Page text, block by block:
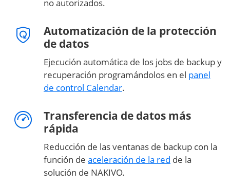
no autorizados.
Automatización de la protección
de datos
Ejecución automática de los jobs de backup y
recuperación programándolos en el panel
de control Calendar.
Transferencia de datos más
rápida
Reducción de las ventanas de backup con la
función de aceleración de la red de la
solución de NAKIVO.